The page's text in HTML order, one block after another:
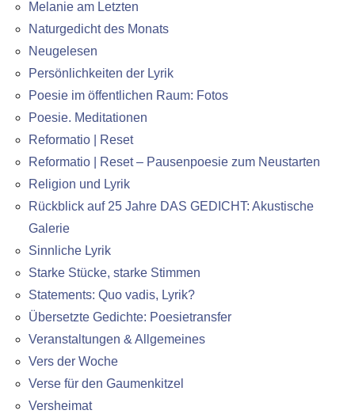
Melanie am Letzten
Naturgedicht des Monats
Neugelesen
Persönlichkeiten der Lyrik
Poesie im öffentlichen Raum: Fotos
Poesie. Meditationen
Reformatio | Reset
Reformatio | Reset – Pausenpoesie zum Neustarten
Religion und Lyrik
Rückblick auf 25 Jahre DAS GEDICHT: Akustische
Galerie
Sinnliche Lyrik
Starke Stücke, starke Stimmen
Statements: Quo vadis, Lyrik?
Übersetzte Gedichte: Poesietransfer
Veranstaltungen & Allgemeines
Vers der Woche
Verse für den Gaumenkitzel
Versheimat